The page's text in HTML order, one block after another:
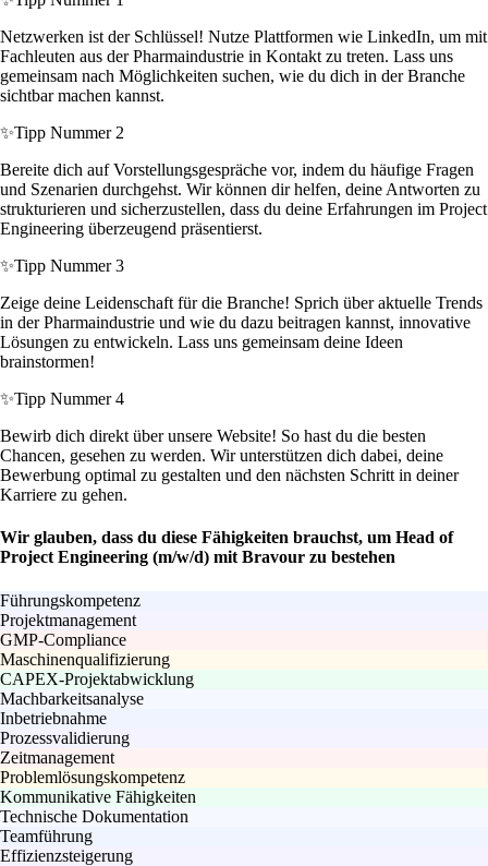
Netzwerken ist der Schlüssel! Nutze Plattformen wie LinkedIn, um mit
Fachleuten aus der Pharmaindustrie in Kontakt zu treten. Lass uns
gemeinsam nach Möglichkeiten suchen, wie du dich in der Branche
sichtbar machen kannst.
✨Tipp Nummer 2
Bereite dich auf Vorstellungsgespräche vor, indem du häufige Fragen
und Szenarien durchgehst. Wir können dir helfen, deine Antworten zu
strukturieren und sicherzustellen, dass du deine Erfahrungen im Project
Engineering überzeugend präsentierst.
✨Tipp Nummer 3
Zeige deine Leidenschaft für die Branche! Sprich über aktuelle Trends
in der Pharmaindustrie und wie du dazu beitragen kannst, innovative
Lösungen zu entwickeln. Lass uns gemeinsam deine Ideen
brainstormen!
✨Tipp Nummer 4
Bewirb dich direkt über unsere Website! So hast du die besten
Chancen, gesehen zu werden. Wir unterstützen dich dabei, deine
Bewerbung optimal zu gestalten und den nächsten Schritt in deiner
Karriere zu gehen.
Wir glauben, dass du diese Fähigkeiten brauchst, um Head of
Project Engineering (m/w/d) mit Bravour zu bestehen
Führungskompetenz
Projektmanagement
GMP-Compliance
Maschinenqualifizierung
CAPEX-Projektabwicklung
Machbarkeitsanalyse
Inbetriebnahme
Prozessvalidierung
Zeitmanagement
Problemlösungskompetenz
Kommunikative Fähigkeiten
Technische Dokumentation
Teamführung
Effizienzsteigerung